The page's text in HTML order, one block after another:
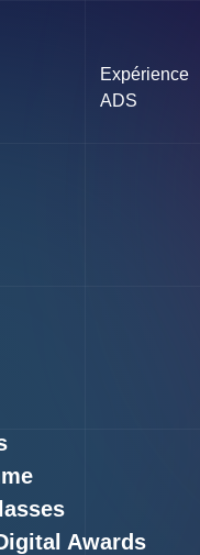
Expérience
ADS
Awards